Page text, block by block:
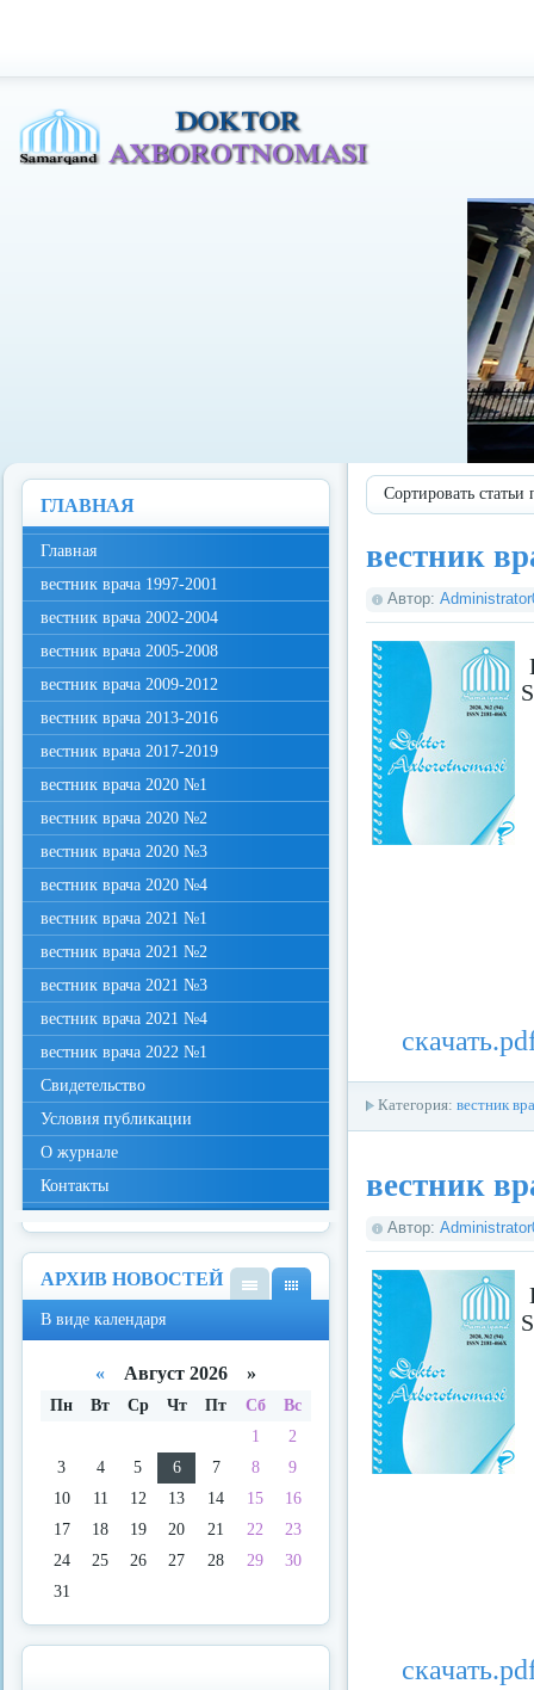
Сортировать
вестник
Автор:
Категория: вестник
вестник
Автор:
ГЛАВНАЯ
Главная
вестник врача 1997-2001
вестник врача 2002-2004
вестник врача 2005-2008
вестник врача 2009-2012
вестник врача 2013-2016
вестник врача 2017-2019
вестник врача 2020 №1
вестник врача 2020 №2
вестник врача 2020 №3
вестник врача 2020 №4
вестник врача 2021 №1
вестник врача 2021 №2
вестник врача 2021 №3
вестник врача 2021 №4
вестник врача 2022 №1
Свидетельство
Условия публикации
О журнале
Контакты
АРХИВ НОВОСТЕЙ
В виде календаря
« Август 2026 »
Пн Вт Ср Чт Пт Сб
Вс
1
2
3
4 5 6 7 8
9
10
11 12 13 14 15
16
17
18 19 20 21 22
23
24
25 26 27 28 29
30
31